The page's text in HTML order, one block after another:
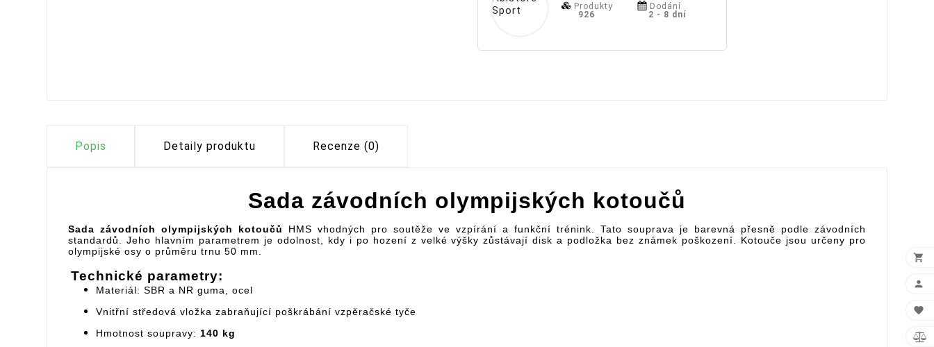
Produkty
926
Dodání
2 - 8 dní
Popis Detaily produktu Recenze (0)
Sada závodních olympijských kotoučů
Sada závodních olympijských kotoučů
HMS vhodných pro soutěže ve vzpírání a funkční trénink. Tato souprava je barevná přesně podle závodních
standardů. Jeho hlavním parametrem je odolnost, kdy i po hození z velké výšky zůstávají disk a podložka bez známek poškození. Kotouče jsou určeny pro
olympijské osy o průměru trnu 50 mm.
Technické parametry:
Materiál: SBR a NR guma, ocel
Vnitřní středová vložka zabraňující poškrábání vzpěračské tyče
Hmotnost soupravy: 140 kg



